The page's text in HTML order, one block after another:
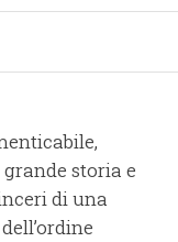
storia e
di una